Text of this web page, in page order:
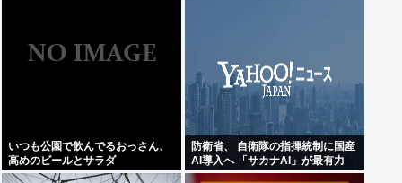
いつも公園で飲んでるおっさん、
高めのビールとサラダ
防衛省、 自衛隊の指揮統制に国産
AI導入へ 「サカナAI」が最有力
www